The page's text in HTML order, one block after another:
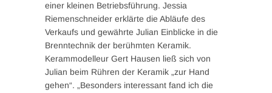
einer kleinen Betriebsführung. Jessia
Riemenschneider erklärte die Abläufe des
Verkaufs und gewährte Julian Einblicke in die
Brenntechnik der berühmten Keramik.
Kerammodelleur Gert Hausen ließ sich von
Julian beim Rühren der Keramik „zur Hand
gehen“. „Besonders interessant fand ich die